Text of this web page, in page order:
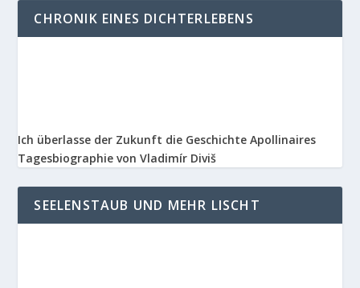
CHRONIK EINES DICHTERLEBENS
Ich überlasse der Zukunft die Geschichte Apollinaires
Tagesbiographie von Vladimír Diviš
SEELENSTAUB UND MEHR LISCHT